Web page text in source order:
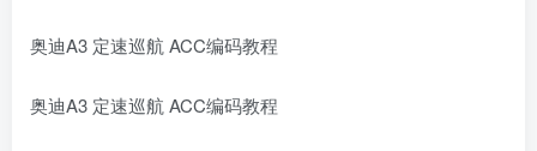
奥迪A3 定速巡航 ACC编码教程
奥迪A3 定速巡航 ACC编码教程